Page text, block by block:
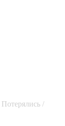
Потерялись /